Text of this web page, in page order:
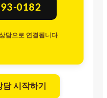
0182
담으로 연결됩니다
시작하기